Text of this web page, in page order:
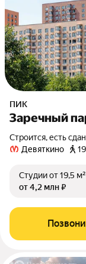
ПИК
Заречный
Строится, есть
Девяткино
Студииот 19,5 м²
от 4,2 млн ₽